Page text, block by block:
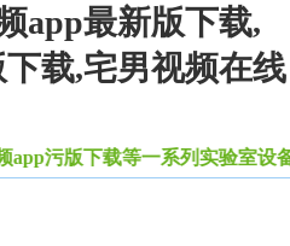
app最新版下载,
载,宅男视频在线
污版下载等一系列实验室设备家